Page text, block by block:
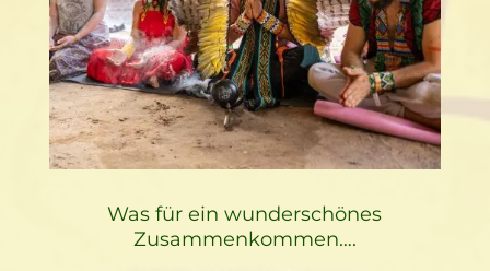
Was für ein wunderschönes
Zusammenkommen….